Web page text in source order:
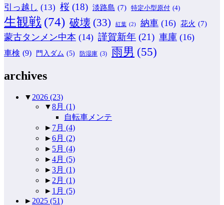
引っ越し (13) 桜 (18) 淡路島 (7) 特定小型原付 (4)
生観戦 (74) 破壊 (33) 紅葉 (2) 納車 (16) 花火 (7)
蒙古タンメン中本 (14) 謹賀新年 (21) 車庫 (16)
車検 (9) 門入ダム (5) 防湿庫 (3) 雨男 (55)
archives
▼ 2026 (23)
▼8月 (1)
自転車メンテ
► 7月 (4)
►6月 (2)
► 5月 (4)
►4月 (5)
►3月 (1)
► 2月 (1)
► 1月 (5)
► 2025 (51)